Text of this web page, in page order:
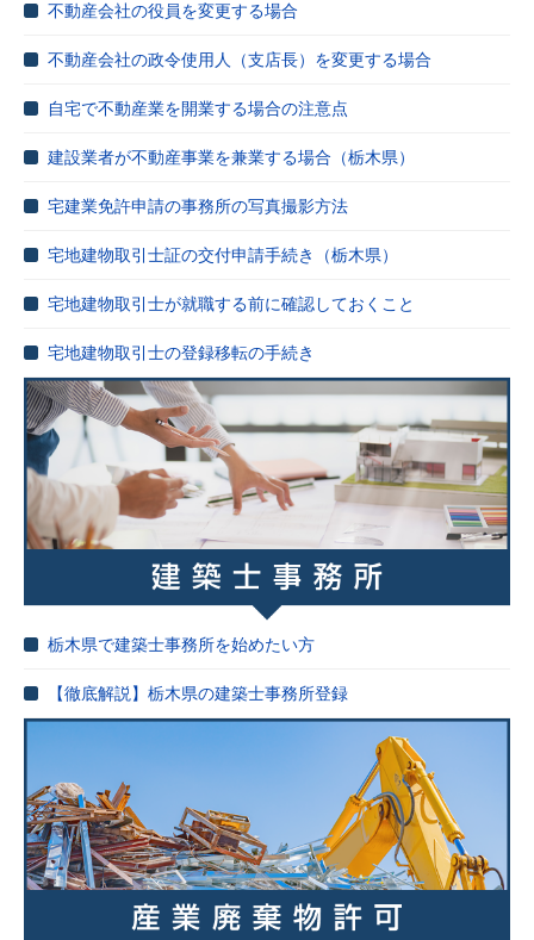
不動産会社の役員を変更する場合
不動産会社の政令使用人（支店長）を変更する場合
自宅で不動産業を開業する場合の注意点
建設業者が不動産事業を兼業する場合（栃木県）
宅建業免許申請の事務所の写真撮影方法
宅地建物取引士証の交付申請手続き（栃木県）
宅地建物取引士が就職する前に確認しておくこと
宅地建物取引士の登録移転の手続き
栃木県で建築士事務所を始めたい方
【徹底解説】栃木県の建築士事務所登録